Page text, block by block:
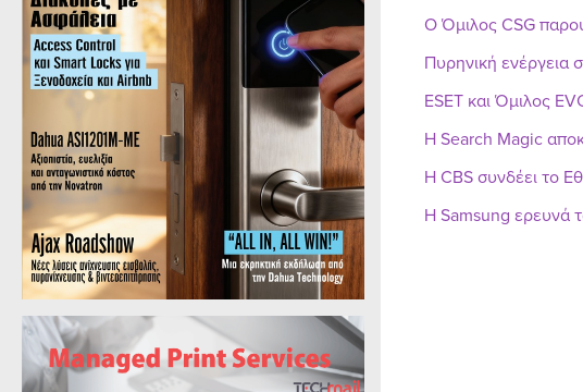
Ο Όμιλος CSG
Πυρηνική ενέργεια
ESET και Όμιλος
Η Search Magic
Η CBS συνδέει το
Η Samsung ερευνά